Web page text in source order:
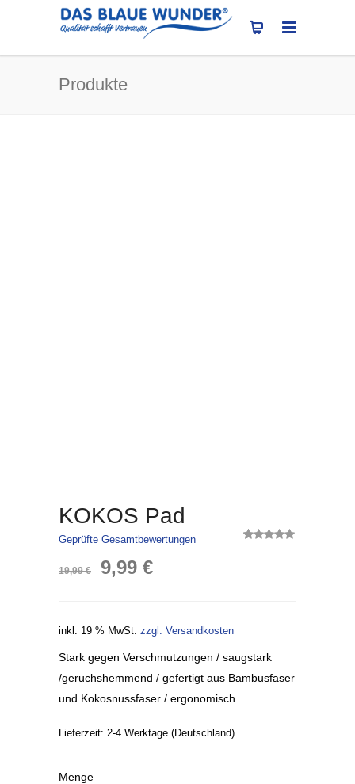
Produkte
KOKOS Pad
Geprüfte Gesamtbewertungen
19,99€
Ursprünglicher
war:
19,99 €
9,99 €Aktueller
ist:
9,99 €.
inkl. 19 % MwSt. zzgl. Versandkosten
Stark gegen Verschmutzungen / saugstark
/geruchshemmend / gefertigt aus Bambusfaser
und Kokosnussfaser / ergonomisch
Lieferzeit: 2-4 Werktage (Deutschland)
Menge